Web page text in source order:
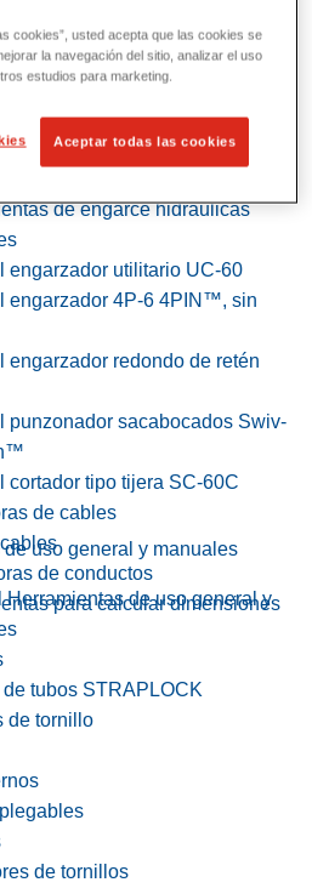
servicios públicos y de
Herramientas de servicios
de engarce hidráulicas
engarzador utilitario UC-60
engarzador 4P-6 4PIN™, sin
engarzador redondo de retén
punzonador sacabocados Swiv-
cortador tipo tijera SC-60C
de cables
de conductos
para calcular dimensiones
de uso general y manuales
Herramientas de uso general y
tubos STRAPLOCK
de tornillo
de tornillos
cookies”, usted acepta que las cookies se
la navegación del sitio, analizar el uso
estudios para marketing.
Aceptar todas las cookies